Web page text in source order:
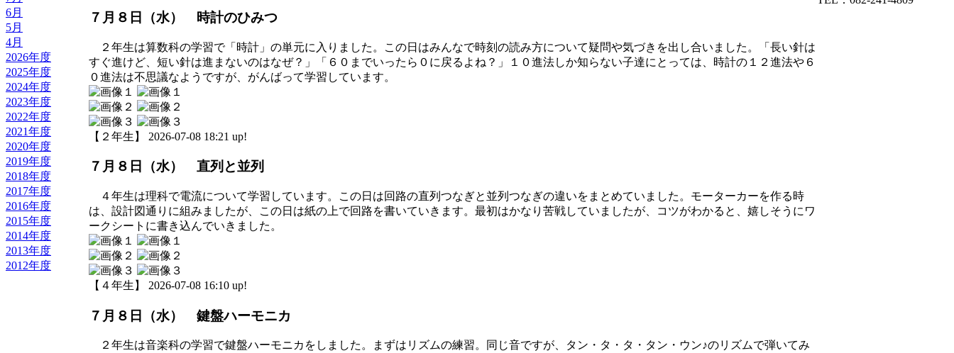
6月
5月
4月
2026年度
2025年度
2024年度
2023年度
2022年度
2021年度
2020年度
2019年度
2018年度
2017年度
2016年度
2015年度
2014年度
2013年度
2012年度
７月８日（水） 時計のひみつ
２年生は算数科の学習で「時計」の単元に入りました。この日はみんなで時刻の読み方について疑問や気づきを出し合いました。「長い針は
すぐ進けど、短い針は進まないのはなぜ？」「６０までいったら０に戻るよね？」１０進法しか知らない子達にとっては、時計の１２進法や６
０進法は不思議なようですが、がんばって学習しています。
【２年生】 2026-07-08 18:21 up!
７月８日（水） 直列と並列
４年生は理科で電流について学習しています。この日は回路の直列つなぎと並列つなぎの違いをまとめていました。モーターカーを作る時
は、設計図通りに組みましたが、この日は紙の上で回路を書いていきます。最初はかなり苦戦していましたが、コツがわかると、嬉しそうにワ
ークシートに書き込んでいきました。
【４年生】 2026-07-08 16:10 up!
７月８日（水） 鍵盤ハーモニカ
２年生は音楽科の学習で鍵盤ハーモニカをしました。まずはリズムの練習。同じ音ですが、タン・タ・タ・タン・ウン♪のリズムで弾いてみ